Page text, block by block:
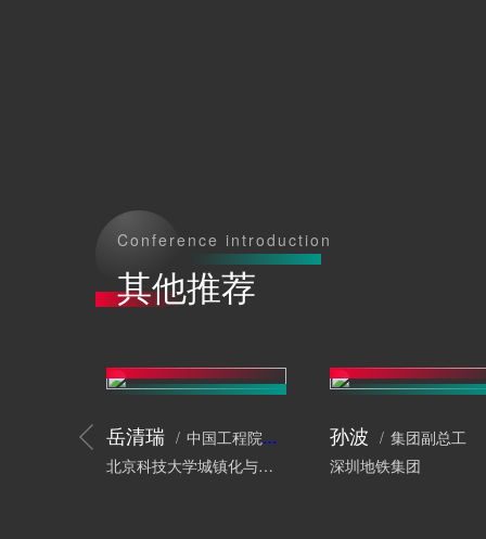
Conference introduction
其他推荐
岳清瑞
中国工程院院士、工程结构专家
北京科技大学城镇化与城市安全研究院
孙波
集团副总工
深圳地铁集团